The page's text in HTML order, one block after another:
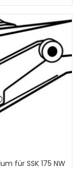
für SSK 175 NW